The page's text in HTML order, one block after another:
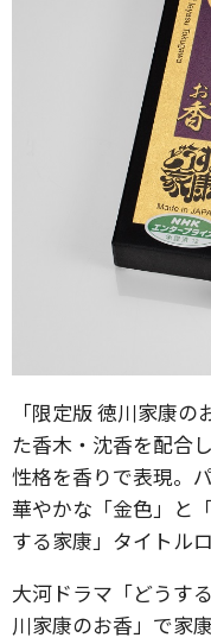
「限定版 徳川家康
た香木・沈香を配合
性格を香りで表現。
華やかな「金色」と
する家康」タイトル
大河ドラマ「どうす
川家康のお香」で家